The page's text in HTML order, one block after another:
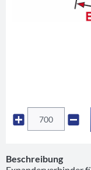
Beschreibung